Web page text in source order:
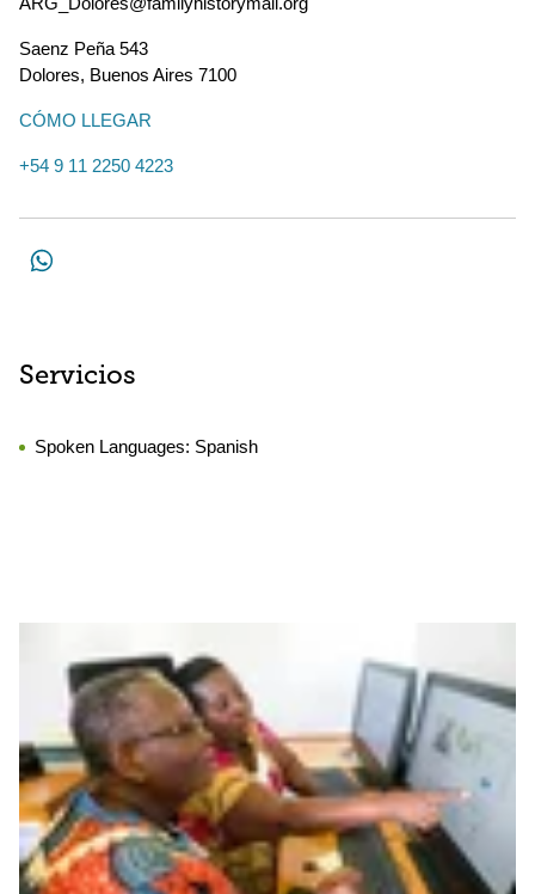
Saenz Peña 543
Dolores, Buenos Aires 7100
CÓMO LLEGAR
+54 9 11 2250 4223
Servicios
Spoken Languages: Spanish